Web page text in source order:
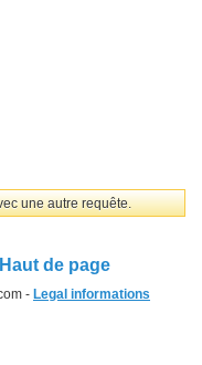
une autre requête.
Haut de page
- Legal informations